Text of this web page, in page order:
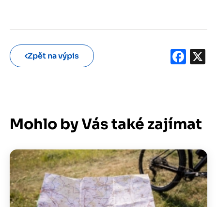
Zpět na výpis
Mohlo by Vás také zajímat
Obrázek